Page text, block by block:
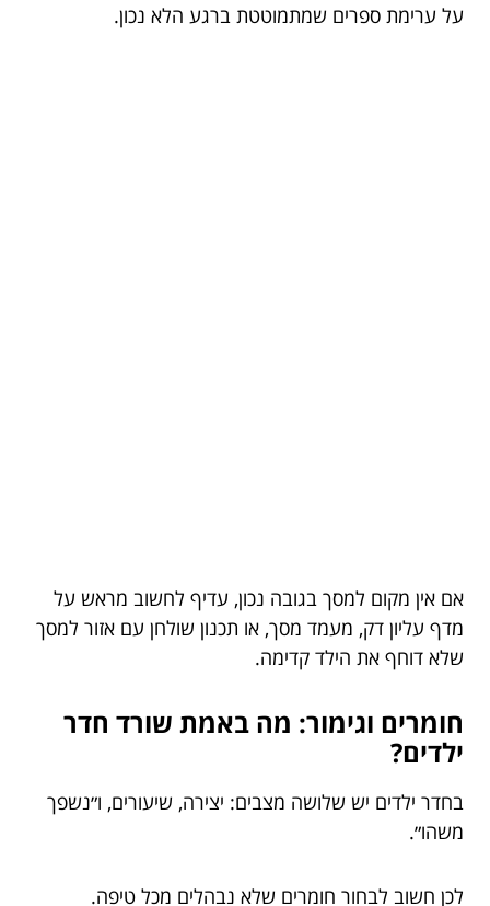
על ערימת ספרים שמתמוטטת ברגע הלא נכון.
אם אין מקום למסך בגובה נכון, עדיף לחשוב מראש על
מדף עליון דק, מעמד מסך, או תכנון שולחן עם אזור למסך
שלא דוחף את הילד קדימה.
חומרים וגימור: מה באמת שורד חדר
ילדים?
בחדר ילדים יש שלושה מצבים: יצירה, שיעורים, ו״נשפך
משהו״.
לכן חשוב לבחור חומרים שלא נבהלים מכל טיפה.